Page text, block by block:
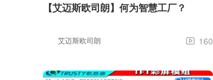
【艾迈斯欧司朗】何为智慧工厂？
艾迈斯欧司朗  160